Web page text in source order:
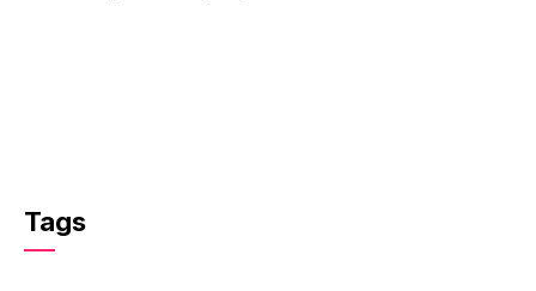
Tags